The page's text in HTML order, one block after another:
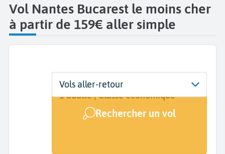
Vol Nantes Bucarest le moins cher
à partir de 159€ aller simple
Départ
Nantes (NTE)
Dates
24 sept. - 29 sept.
Voyageurs | Classe
1 adulte | Classe économique
Rechercher un vol
Vols aller-retour